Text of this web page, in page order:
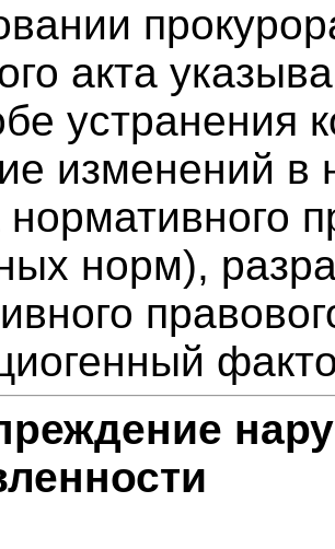
акта
устранения
изменений в
норм),